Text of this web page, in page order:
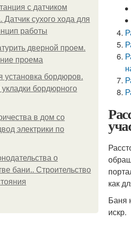
с датчиком
Датчик сухого хода для
работы
дверной проем.
проема
установка бордюров.
укладки бордюрного
в дом со
электрики по
о
бани.. Строительство
как
Баня
искр.